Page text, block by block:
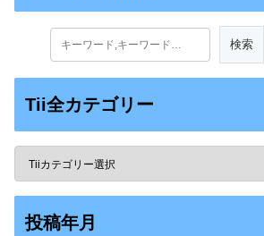
Tii全カテゴリー
投稿年月